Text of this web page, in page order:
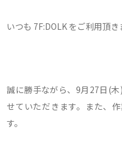
いつも 7F:DOLK をご利用頂
誠に勝手ながら、9月27日(
せていただきます。また、
す。